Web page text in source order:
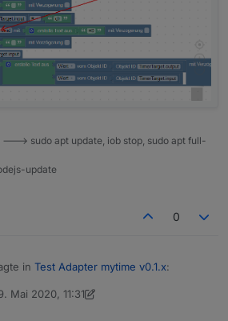
---> sudo apt update, iob stop, sudo apt full-
update
0
in Test Adapter mytime v0.1.x:
Mai 2020, 11:31
von skokarl